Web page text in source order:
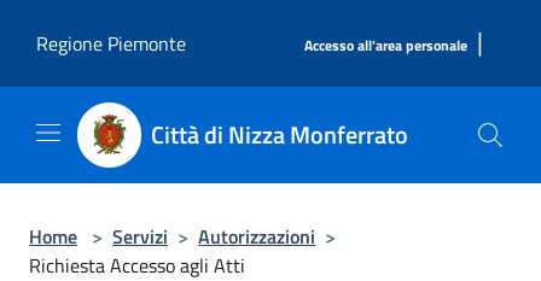
Regione Piemonte
Accesso all'area personale |
Città di Nizza Monferrato
Home > Servizi > Autorizzazioni >
Richiesta Accesso agli Atti